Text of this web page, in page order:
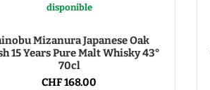
disponible
Mizanura Japanese Oak
15 Years Pure Malt Whisky 43°
70cl
CHF 168.00